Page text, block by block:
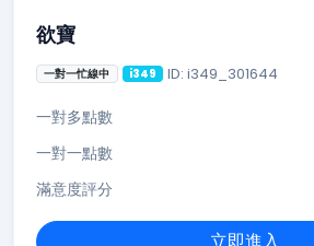
欲寶
一對一忙線中 i349 ID: i349_301644
一對多點數
一對一點數
滿意度評分